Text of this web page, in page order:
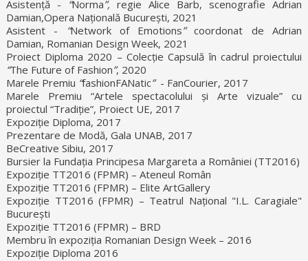
Asistență -
“Norma”, regie Alice Barb, scenografie Adrian
Damian,Opera Națională București, 2021
Asistent -
“Network of Emotions”coordonat de Adrian
Damian, Romanian Design Week, 2021
Proiect Diploma 2020 – Colecție Capsulă în cadrul proiectului
“The Future of Fashion”, 2020
Marele Premiu “fashionFANatic”- FanCourier, 2017
Marele Premiu “Artele spectacolului și Arte vizuale” cu
proiectul “Tradiție”, Proiect UE, 2017
Expoziție Diploma, 2017
Prezentare de Modă, Gala UNAB, 2017
BeCreative Sibiu, 2017
Bursier la Fundația Principesa Margareta a României (TT2016)
Expoziție TT2016 (FPMR) – Ateneul Român
Expoziție TT2016 (FPMR) – Elite ArtGallery
Expoziție TT2016 (FPMR) – Teatrul Național "I.L. Caragiale"
București
Expoziție TT2016 (FPMR) – BRD
Membru în expoziția Romanian Design Week – 2016
Expoziție Diploma 2016